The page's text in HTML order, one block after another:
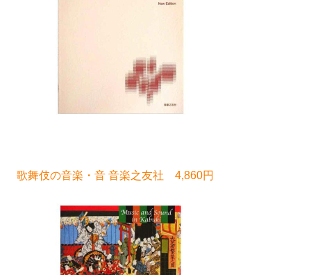
歌舞伎の音楽・音 音楽之友社 4,860円